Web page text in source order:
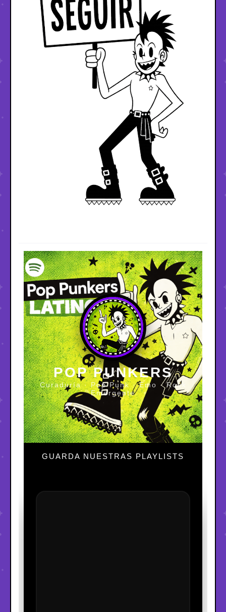
POP PUNKERS
Curaduría · Pop Punk · Emo · Rock
Emergente
GUARDA NUESTRAS PLAYLISTS